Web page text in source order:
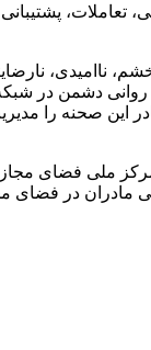
تعاملات،
ناامیدی،
روانی دشمن در
این صحنه را
ملی فضای
مادران در فضای